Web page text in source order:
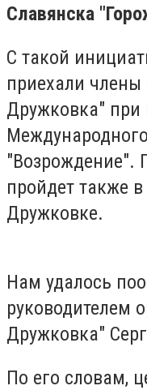
Славянска
С такой
приехали
Дружковка" при
"Возрождение".
пройдет также
Дружковке.
Нам удалось
руководителем
Дружковка"
По его словам,